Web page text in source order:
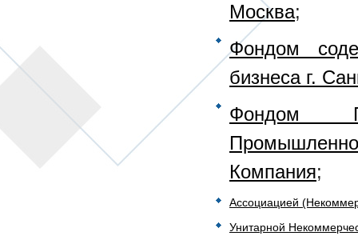
Москва;
Фондом
бизнеса г.
Фондом
Компания;
Ассоциацией
Унитарной